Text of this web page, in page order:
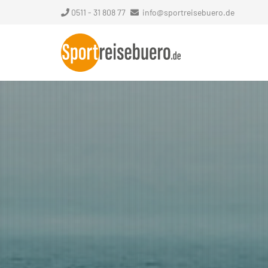
0511 - 31 808 77 info@sportreisebuero.de